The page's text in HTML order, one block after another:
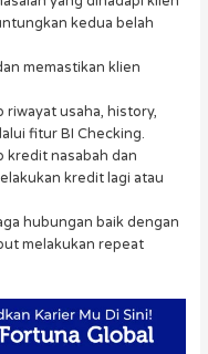
kedua belah
memastikan klien
usaha, history,
fitur BI Checking.
kredit nasabah dan
kredit lagi atau
hubungan baik dengan
melakukan repeat